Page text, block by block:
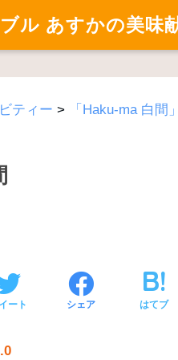
ル あすかの美味
ティー > 「Haku-ma 白間
ート シェア はてブ